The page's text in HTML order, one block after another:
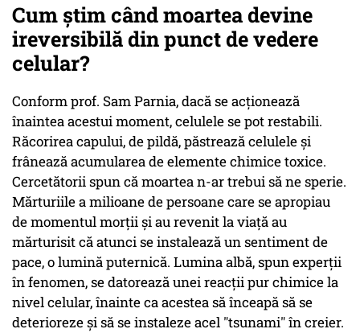
Cum știm când moartea devine
ireversibilă din punct de vedere
celular?
Conform prof. Sam Parnia, dacă se acționează
înaintea acestui moment, celulele se pot restabili.
Răcorirea capului, de pildă, păstrează celulele și
frânează acumularea de elemente chimice toxice.
Cercetătorii spun că moartea n-ar trebui să ne sperie.
Mărturiile a milioane de persoane care se apropiau
de momentul morţii și au revenit la viață au
mărturisit că atunci se instalează un sentiment de
pace, o lumină puternică. Lumina albă, spun experţii
în fenomen, se datorează unei reacţii pur chimice la
nivel celular, înainte ca acestea să înceapă să se
deterioreze şi să se instaleze acel "tsunami" în creier.